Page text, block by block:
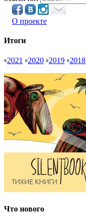
О проекте
Итоги
▫2021 ▫2020 ▫2019 ▫2018
Что нового